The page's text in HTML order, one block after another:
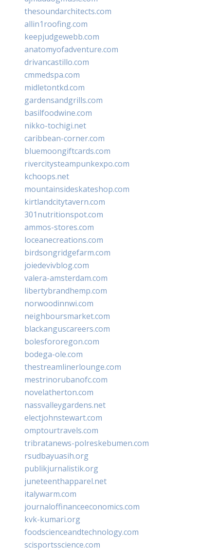
thesoundarchitects.com
allin1roofing.com
keepjudgewebb.com
anatomyofadventure.com
drivancastillo.com
cmmedspa.com
midletontkd.com
gardensandgrills.com
basilfoodwine.com
nikko-tochigi.net
caribbean-corner.com
bluemoongiftcards.com
rivercitysteampunkexpo.com
kchoops.net
mountainsideskateshop.com
kirtlandcitytavern.com
301nutritionspot.com
ammos-stores.com
loceanecreations.com
birdsongridgefarm.com
joiedevivblog.com
valera-amsterdam.com
libertybrandhemp.com
norwoodinnwi.com
neighboursmarket.com
blackanguscareers.com
bolesfororegon.com
bodega-ole.com
thestreamlinerlounge.com
mestrinorubanofc.com
novelatherton.com
nassvalleygardens.net
electjohnstewart.com
omptourtravels.com
tribratanews-polreskebumen.com
rsudbayuasih.org
publikjurnalistik.org
juneteenthapparel.net
italywarm.com
journaloffinanceeconomics.com
kvk-kumari.org
foodscienceandtechnology.com
scisportsscience.com